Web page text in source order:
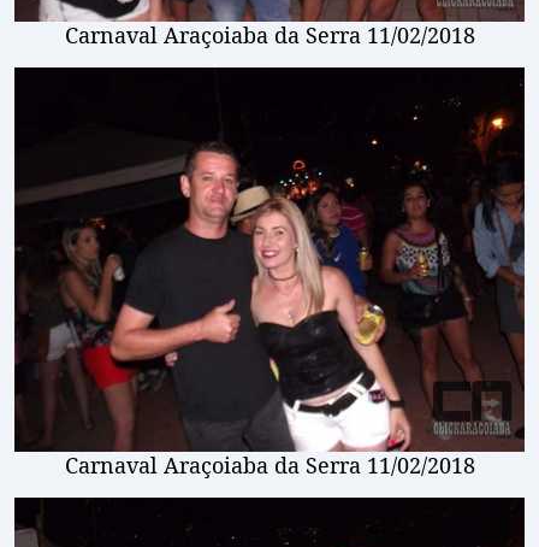
Carnaval Araçoiaba da Serra 11/02/2018
Carnaval Araçoiaba da Serra 11/02/2018